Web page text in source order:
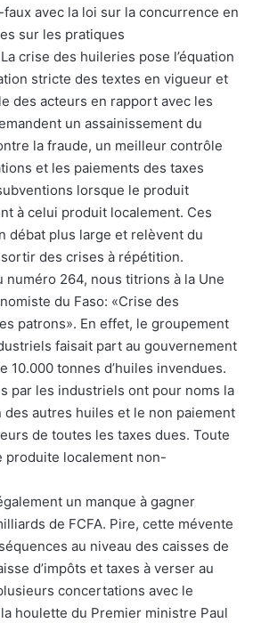
avec la loi sur la concurrence en
sur les pratiques
crise des huileries pose l’équation
stricte des textes en vigueur et
des acteurs en rapport avec les
un assainissement du
la fraude, un meilleur contrôle
et les paiements des taxes
lorsque le produit
à celui produit localement. Ces
débat plus large et relèvent du
des crises à répétition.
numéro 264, nous titrions à la Une
du Faso: «Crise des
patrons». En effet, le groupement
faisait part au gouvernement
10.000 tonnes d’huiles invendues.
par les industriels ont pour noms la
des autres huiles et le non paiement
de toutes les taxes dues. Toute
produite localement non-
un manque à gagner
de FCFA. Pire, cette mévente
au niveau des caisses de
d’impôts et taxes à verser au
concertations avec le
houlette du Premier ministre Paul